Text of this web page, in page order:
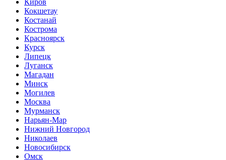
Кокшетау
Костанай
Кострома
Красноярск
Курск
Липецк
Луганск
Магадан
Минск
Могилев
Москва
Мурманск
Нарьян-Мар
Нижний Новгород
Николаев
Новосибирск
Омск